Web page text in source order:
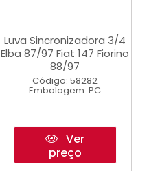
Luva Sincronizadora 3/4
Elba 87/97 Fiat 147 Fiorino
88/97
Código: 58282
Embalagem: PC
Ver
preço